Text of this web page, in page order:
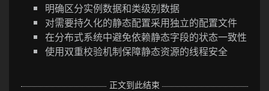
明确区分实例数据和类级别数据
对需要持久化的静态配置采用独立的配置文件
在分布式系统中避免依赖静态字段的状态一致性
使用双重校验机制保障静态资源的线程安全
正文到此结束